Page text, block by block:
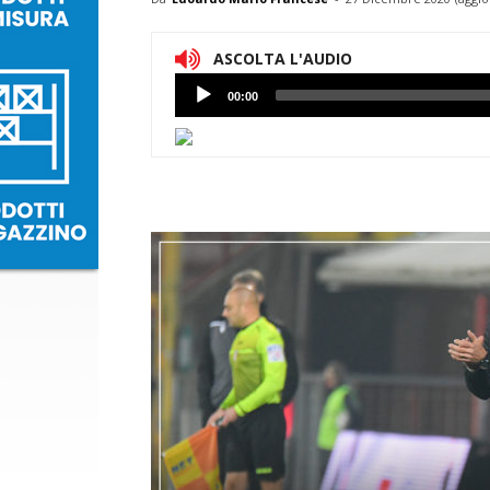
ASCOLTA L'AUDIO
Lettore
Audio
00:00